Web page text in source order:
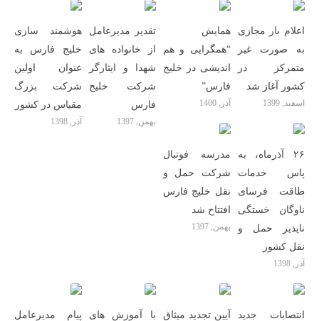
هوشمند سازی
خلیج فارس به
عنوان اولین
شرکت بزرگ
مقیاس در کشور
آذر, 1398
تقدیر مدیرعامل
از خانواده های
شهدا و ایثارگر
شرکت خلیج
فارس
بهمن, 1397
همایش
“همگرایی و هم
اندیشی در خلیج
فارس”
آذر, 1400
اعلام بار مجازی
به صورت غیر
متمرکز در
کشور آغاز شد
اسفند, 1399
مدرسه فوتبال
شرکت حمل و
نقل خلیج فارس
افتتاح شد
بهمن, 1397
۲۶ آذرماه، به
پاس خدمات
طاقت فرسای
ناوگان خستگی
ناپذیر حمل و
نقل کشور
آذر, 1398
پیام مدیرعامل
با آموزش های
آیین تجدید میثاق
انتصابات جدید